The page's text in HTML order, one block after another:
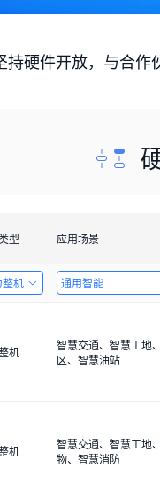
硬件开放，与合作
型 应用场景
机 通用智能
机
智慧交通、智慧工地
区、智慧油站
机
智慧交通、智慧工地
物、智慧消防